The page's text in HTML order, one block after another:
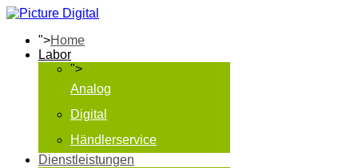
">Home
Labor
">
Analog
Digital
Händlerservice
Dienstleistungen